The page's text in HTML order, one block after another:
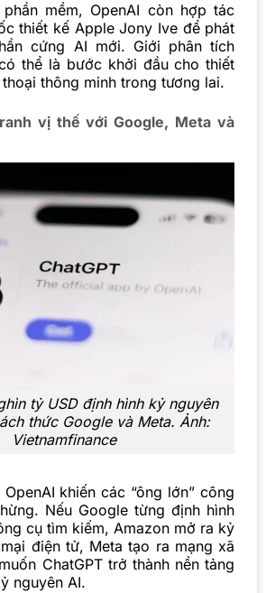
mềm, OpenAI còn hợp tác
thiết kế Apple Jony Ive để phát
cứng AI mới. Giới phân tích
thể là bước khởi đầu cho thiết
thông minh trong tương lai.
vị thế với Google, Meta và
tỷ USD định hình kỷ nguyên
thức Google và Meta. Ảnh:
Vietnamfinance
khiến các “ông lớn” công
Nếu Google từng định hình
cụ tìm kiếm, Amazon mở ra kỷ
điện tử, Meta tạo ra mạng xã
ChatGPT trở thành nền tảng
nguyên AI.